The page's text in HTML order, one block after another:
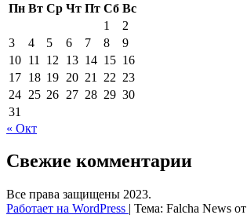
Пн Вт Ср Чт Пт Сб Вс
1
2
3
4 5 6 7 8
9
10 11 12 13 14 15 16
17 18 19 20 21 22 23
24 25 26 27 28 29 30
31
« Окт
Свежие комментарии
Все права защищены 2023.
Работает на WordPress | Тема: Falcha News от